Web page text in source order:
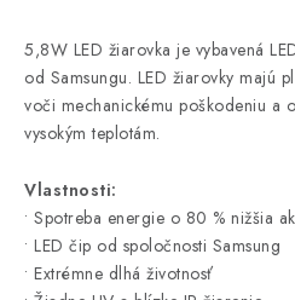
5,8W LED žiarovka je vybavená
od Samsungu. LED žiarovky majú
voči mechanickému poškodeniu a
vysokým teplotám.
Vlastnosti:
• Spotreba energie o 80 % nižšia
• LED čip od spoločnosti Samsung
• Extrémne dlhá životnosť